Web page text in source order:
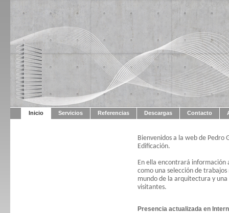
Inicio Servicios Referencias Descargas Contacto
Bienvenidos a la web de Pedro
Edificación.
En ella encontrará información
como una selección de
mundo de la arquitectura y una
visitantes.
Presencia actualizada en